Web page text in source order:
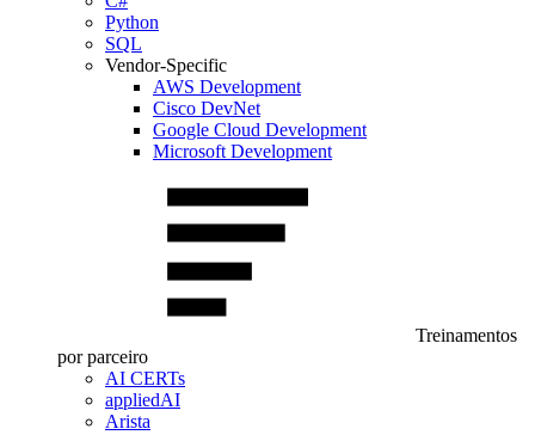
Python
SQL
Vendor-Specific
AWS Development
Cisco DevNet
Google Cloud Development
Microsoft Development
Treinamentos
por parceiro
AI CERTs
appliedAI
Arista